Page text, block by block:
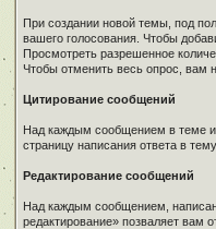
При создании новой темы, под
вашего голосования. Чтобы
Просмотреть разрешенное
Чтобы отменить весь опрос, вам
Цитирование сообщений
Над каждым сообщением в теме
страницу написания ответа в
Редактирование сообщений
Над каждым сообщением,
редактирование» позваляет вам